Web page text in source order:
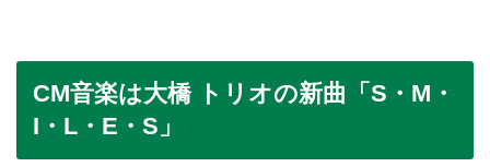
CM音楽は大橋 トリオの新曲「S・M・
I・L・E・S」